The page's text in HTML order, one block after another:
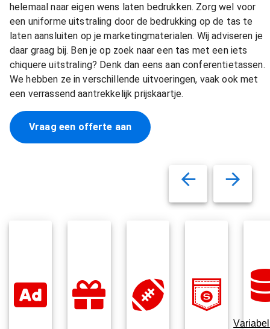
helemaal naar eigen wens laten bedrukken. Zorg wel voor
een uniforme uitstraling door de bedrukking op de tas te
laten aansluiten op je marketingmaterialen. Wij adviseren je
daar graag bij. Ben je op zoek naar een tas met een iets
chiquere uitstraling? Denk dan eens aan conferentietassen.
We hebben ze in verschillende uitvoeringen, vaak ook met
een verrassend aantrekkelijk prijskaartje.
Vraag een offerte aan
Variabel